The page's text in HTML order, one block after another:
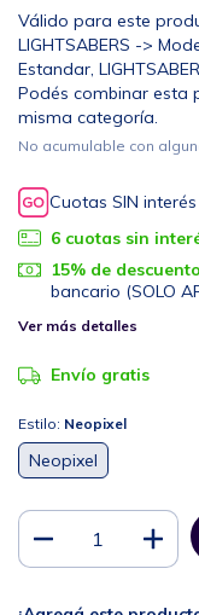
Válido para este
LIGHTSABERS ->
Estandar,
Podés combinar esta
misma categoría.
No acumulable con
Cuotas SIN
6 cuotas sin
15% de descuento
bancario (SOLO
Ver más detalles
Envío gratis
Estilo: Neopixel
Neopixel